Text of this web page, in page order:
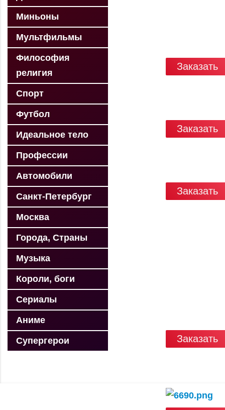
Миньоны
Мультфильмы
Философия
религия
Спорт
Футбол
Идеальное тело
Профессии
Автомобили
Санкт-Петербург
Москва
Города, Страны
Музыка
Короли, боги
Сериалы
Аниме
Супергерои
Заказать
Заказать
Заказать
Заказать